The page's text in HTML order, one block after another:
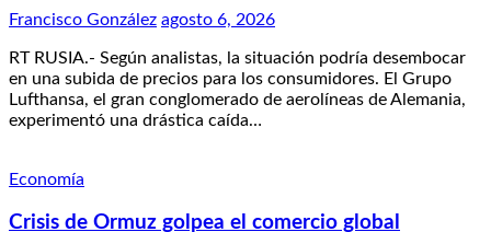
Francisco González agosto 6, 2026
RT RUSIA.- Según analistas, la situación podría desembocar
en una subida de precios para los consumidores. El Grupo
Lufthansa, el gran conglomerado de aerolíneas de Alemania,
experimentó una drástica caída…
Economía
Crisis de Ormuz golpea el comercio global